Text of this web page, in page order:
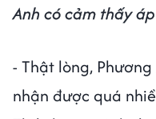
Anh có cảm thấy
- Thật lòng,
nhận được quá